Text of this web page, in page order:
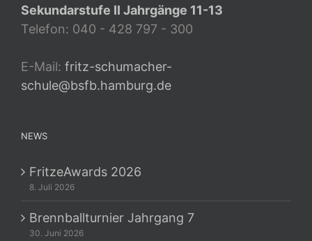
Sekundarstufe II Jahrgänge 11-13
Telefon: 040 - 428 797 - 300
E-Mail: fritz-schumacher-
schule@bsfb.hamburg.de
NEWS
FritzeAwards 2026
8. Juli 2026
Brennballturnier Jahrgang 7
30. Juni 2026